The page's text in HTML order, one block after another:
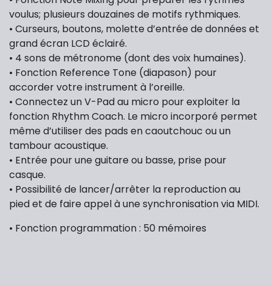
voulus; plusieurs douzaines de motifs rythmiques.
• Curseurs, boutons, molette d’entrée de données et
grand écran LCD éclairé.
• 4 sons de métronome (dont des voix humaines).
• Fonction Reference Tone (diapason) pour
accorder votre instrument à l’oreille.
• Connectez un V-Pad au micro pour exploiter la
fonction Rhythm Coach. Le micro incorporé permet
même d’utiliser des pads en caoutchouc ou un
tambour acoustique.
• Entrée pour une guitare ou basse, prise pour
casque.
• Possibilité de lancer/arrêter la reproduction au
pied et de faire appel à une synchronisation via MIDI.
• Fonction programmation : 50 mémoires